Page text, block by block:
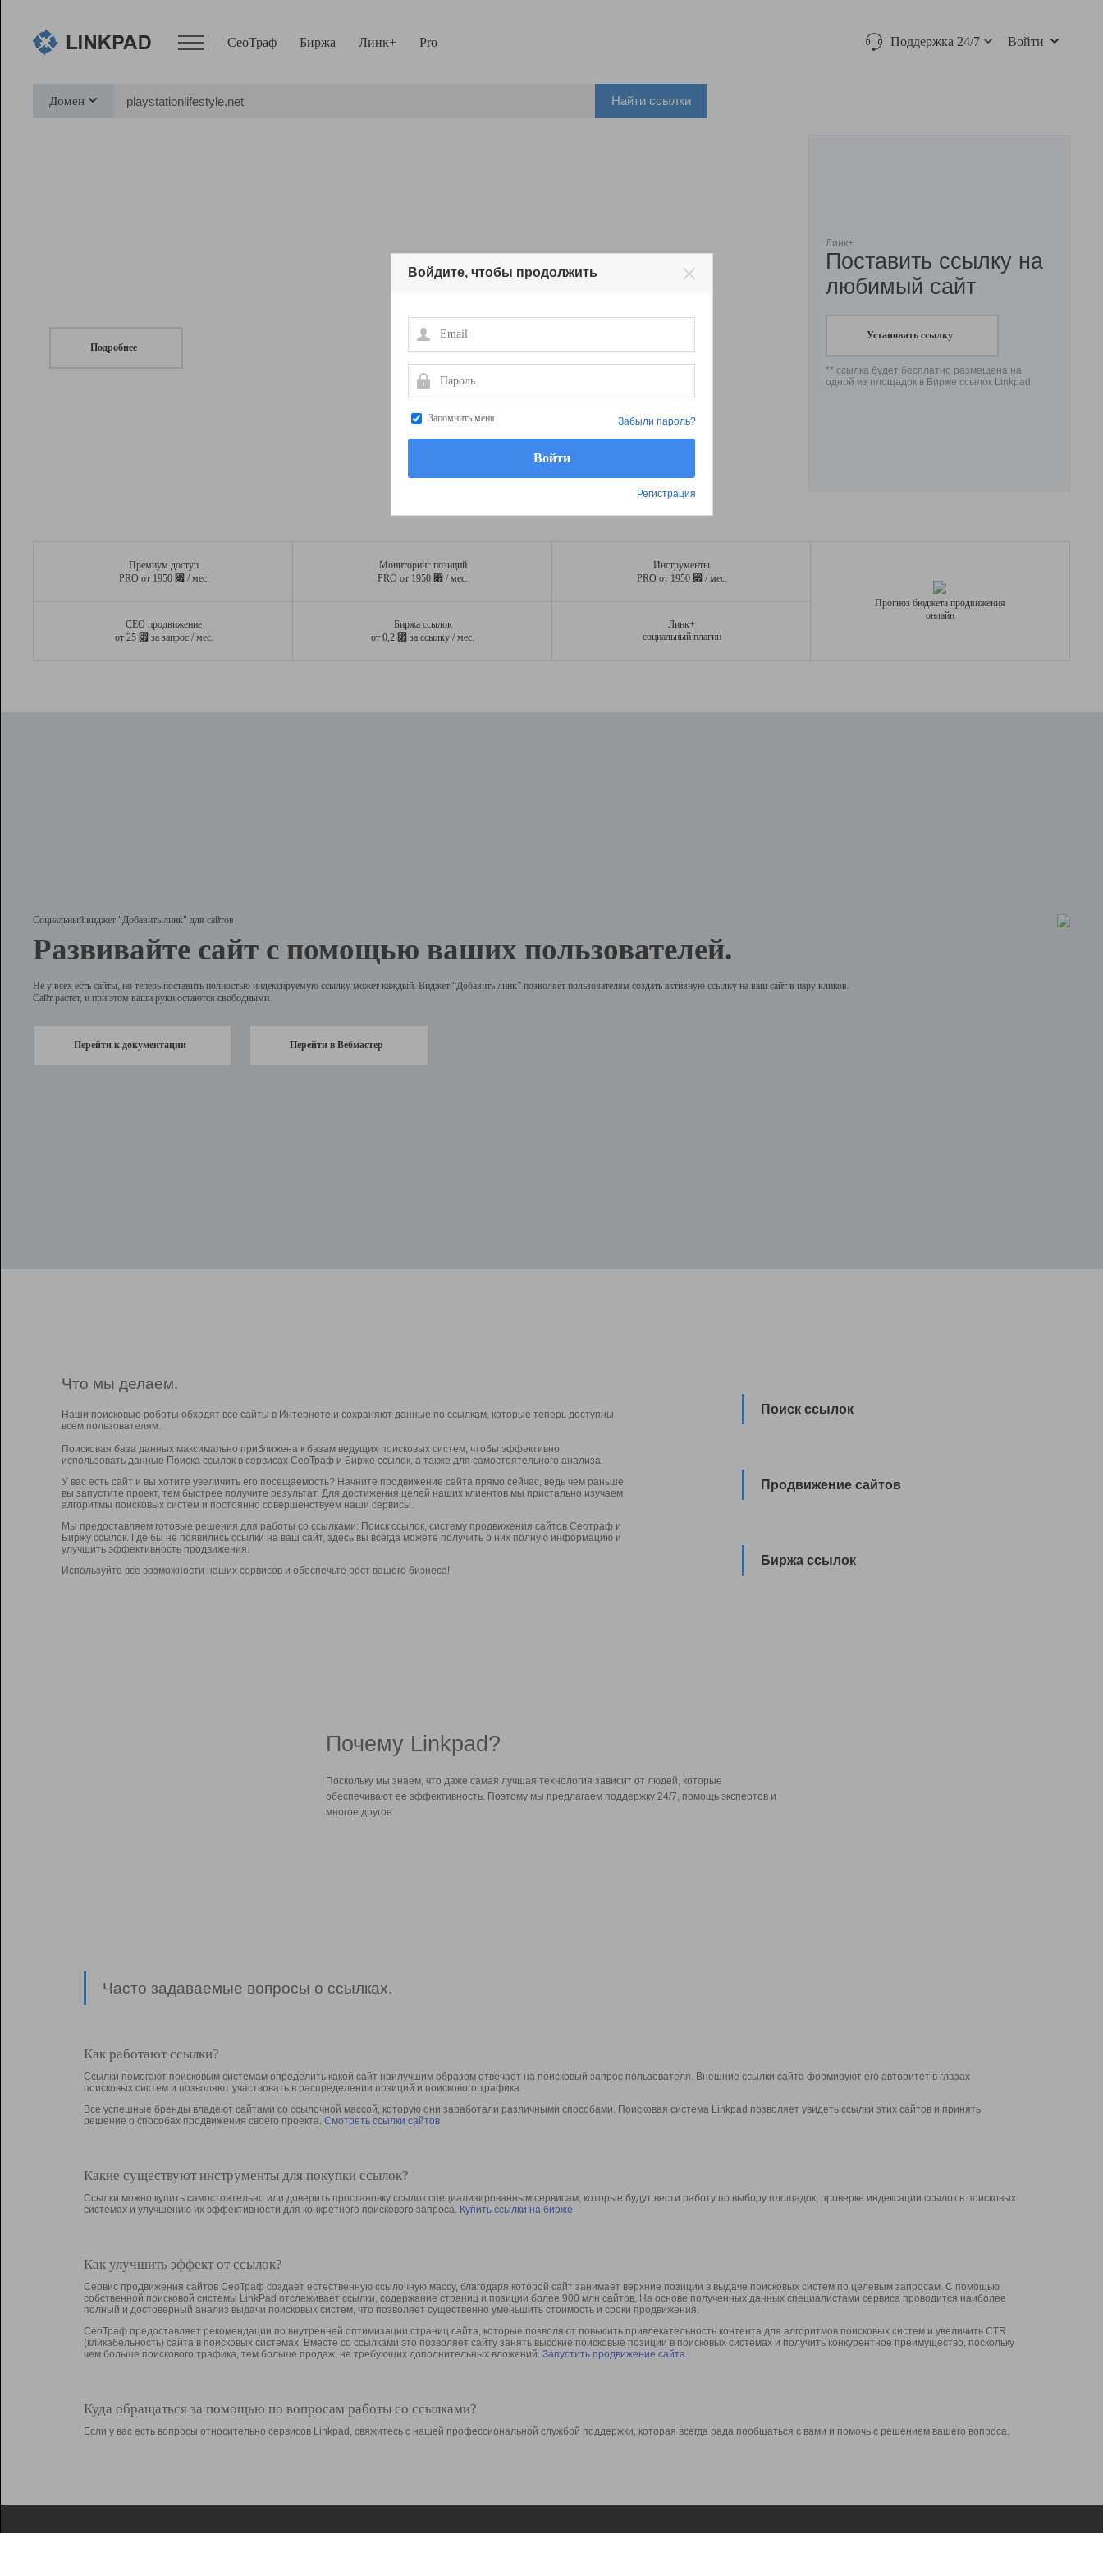
СеоТраф Биржа Линк+ Pro Поддержка 24/7 Войти
Домен Найти ссылки
Подробнее
Линк+
Поставить ссылку на
любимый сайт
Установить ссылку
** ссылка будет бесплатно размещена на
одной из площадок в Бирже ссылок Linkpad
Премиум доступ
PRO от 1950 ⃏ / мес.
Мониторинг позиций
PRO от 1950 ⃏ / мес.
Инструменты
PRO от 1950 ⃏ / мес.
СЕО продвижение
от 25 ⃏ за запрос / мес.
Биржа ссылок
от 0,2 ⃏ за ссылку / мес.
Линк+
социальный плагин
Прогноз бюджета продвижения
онлайн
Социальный виджет "Добавить линк" для сайтов
Развивайте сайт с помощью ваших пользователей.
Не у всех есть сайты, но теперь поставить полностью индексируемую ссылку может каждый. Виджет “Добавить линк” позволяет пользователям создать активную ссылку на ваш сайт в пару кликов.
Сайт растет, и при этом ваши руки остаются свободными.
Перейти к документации Перейти в Вебмастер
Что мы делаем.
Наши поисковые роботы обходят все сайты в Интернете и сохраняют данные по ссылкам, которые теперь доступны
всем пользователям.
Поисковая база данных максимально приближена к базам ведущих поисковых систем, чтобы эффективно
использовать данные Поиска ссылок в сервисах СеоТраф и Бирже ссылок, а также для самостоятельного анализа.
У вас есть сайт и вы хотите увеличить его посещаемость? Начните продвижение сайта прямо сейчас, ведь чем раньше
вы запустите проект, тем быстрее получите результат. Для достижения целей наших клиентов мы пристально изучаем
алгоритмы поисковых систем и постоянно совершенствуем наши сервисы.
Мы предоставляем готовые решения для работы со ссылками: Поиск ссылок, систему продвижения сайтов Сеотраф и
Биржу ссылок. Где бы не появились ссылки на ваш сайт, здесь вы всегда можете получить о них полную информацию и
улучшить эффективность продвижения.
Используйте все возможности наших сервисов и обеспечьте рост вашего бизнеса!
Поиск ссылок
Продвижение сайтов
Биржа ссылок
Почему Linkpad?
Поскольку мы знаем, что даже самая лучшая технология зависит от людей, которые
обеспечивают ее эффективность. Поэтому мы предлагаем поддержку 24/7, помощь экспертов и
многое другое.
Часто задаваемые вопросы о ссылках.
Как работают ссылки?
Ссылки помогают поисковым системам определить какой сайт наилучшим образом отвечает на поисковый запрос пользователя. Внешние ссылки сайта формируют его авторитет в глазах
поисковых систем и позволяют участвовать в раcпределении позиций и поискового трафика.
Все успешные бренды владеют сайтами со ссылочной массой, которую они заработали различными способами. Поисковая система Linkpad позволяет увидеть ссылки этих сайтов и принять
решение о способах продвижения своего проекта. Смотреть ссылки сайтов
Какие существуют инструменты для покупки ссылок?
Ссылки можно купить самостоятельно или доверить простановку ссылок специализированным сервисам, которые будут вести работу по выбору площадок, проверке индексации ссылок в поисковых
системах и улучшению их эффективности для конкретного поискового запроса. Купить ссылки на бирже
Как улучшить эффект от ссылок?
Сервис продвижения сайтов СеоТраф создает естественную ссылочную массу, благодаря которой сайт занимает верхние позиции в выдаче поисковых систем по целевым запросам. С помощью
собственной поисковой системы LinkPad отслеживает ссылки, содержание страниц и позиции более 900 млн сайтов. На основе полученных данных специалистами сервиса проводится наиболее
полный и достоверный анализ выдачи поисковых систем, что позволяет существенно уменьшить стоимость и сроки продвижения.
СеоТраф предоставляет рекомендации по внутренней оптимизации страниц сайта, которые позволяют повысить привлекательность контента для алгоритмов поисковых систем и увеличить CTR
(кликабельность) сайта в поисковых системах. Вместе со ссылками это позволяет сайту занять высокие поисковые позиции в поисковых системах и получить конкурентное преимущество, поскольку
чем больше поискового трафика, тем больше продаж, не требующих дополнительных вложений. Запустить продвижение сайта
Куда обращаться за помощью по вопросам работы со ссылками?
Если у вас есть вопросы относительно сервисов Linkpad, свяжитесь с нашей профессиональной службой поддержки, которая всегда рада пообщаться с вами и помочь с решением вашего вопроса.
Войдите, чтобы продолжить
Email
Пароль
Запомнить меня
Регистрация
Забыли пароль?